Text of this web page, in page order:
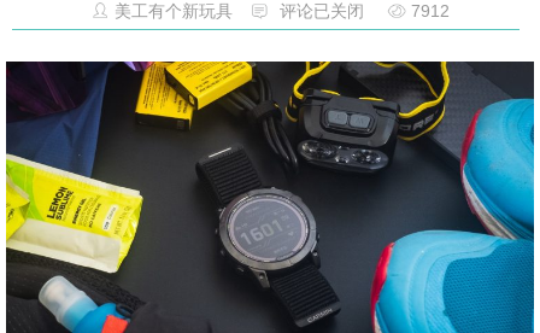
美工有个新玩具 评论已关闭 7912